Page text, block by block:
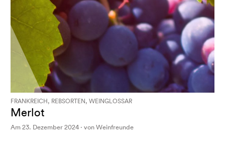
FRANKREICH, REBSORTEN, WEINGLOSSAR
Merlot
Am 23. Dezember 2024 · von Weinfreunde